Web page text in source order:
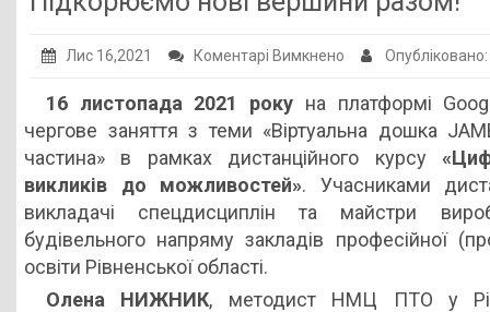
Публічна інформація
Заклади ПТО
Оголошення
Галерея
НМЦ ПТО України
Лис 16,2021 Коментарі Вимкнено до
нові
вершини
разом!
16 листопада 2021 року на платформі
чергове заняття з теми «Віртуальна дошка
частина» в рамках дистанційного курсу
викликів до можливостей». Учасниками
викладачі спецдисциплін та майстри
будівельного напряму закладів професійної
освіти Рівненської області.
Олена НИЖНИК, методист НМЦ ПТО у